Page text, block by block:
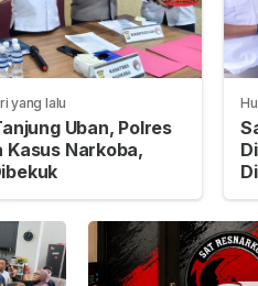
yang lalu
Uban, Polres
Kasus Narkoba,